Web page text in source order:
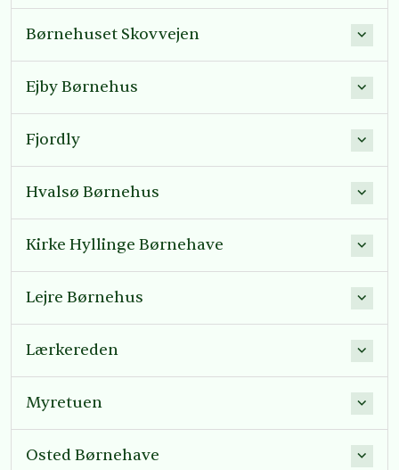
Børnehuset Skovvejen
Ejby Børnehus
Fjordly
Hvalsø Børnehus
Kirke Hyllinge Børnehave
Lejre Børnehus
Lærkereden
Myretuen
Osted Børnehave